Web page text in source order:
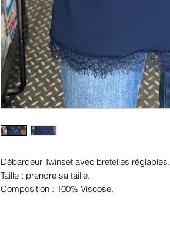
Débardeur Twinset avec bretelles réglables.
Taille : prendre sa taille.
Composition : 100% Viscose.